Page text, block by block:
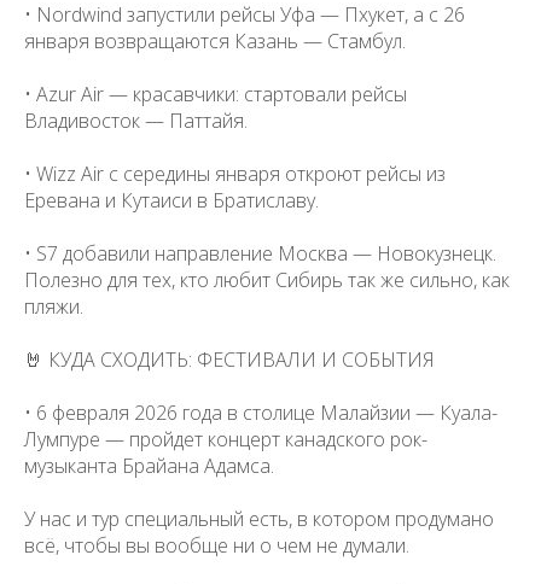
• Nordwind запустили рейсы Уфа — Пхукет, а с 26
января возвращаются Казань — Стамбул.
• Azur Air — красавчики: стартовали рейсы
Владивосток — Паттайя.
• Wizz Air с середины января откроют рейсы из
Еревана и Кутаиси в Братиславу.
• S7 добавили направление Москва — Новокузнецк.
Полезно для тех, кто любит Сибирь так же сильно, как
пляжи.
🤘 КУДА СХОДИТЬ: ФЕСТИВАЛИ И СОБЫТИЯ
• 6 февраля 2026 года в столице Малайзии — Куала-
Лумпуре — пройдет концерт канадского рок-
музыканта Брайана Адамса.
У нас и тур специальный есть, в котором продумано
всё, чтобы вы вообще ни о чем не думали.